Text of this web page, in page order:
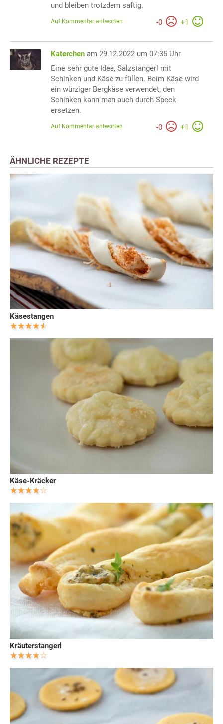
und bleiben trotzdem saftig.
-0 +1
Auf Kommentar antworten
Katerchen am 29.12.2022 um 07:35 Uhr
Eine sehr gute Idee, Salzstangerl mit
Schinken und Käse zu füllen. Beim Käse wird
ein würziger Bergkäse verwendet, den
Schinken kann man auch durch Speck
ersetzen.
-0 +1
Auf Kommentar antworten
ÄHNLICHE REZEPTE
Käsestangen
Käse-Kräcker
Kräuterstangerl